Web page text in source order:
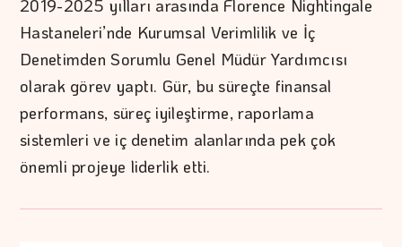
2019-2025 yılları arasında Florence Nightingale
Hastaneleri’nde Kurumsal Verimlilik ve İç
Denetimden Sorumlu Genel Müdür Yardımcısı
olarak görev yaptı. Gür, bu süreçte finansal
performans, süreç iyileştirme, raporlama
sistemleri ve iç denetim alanlarında pek çok
önemli projeye liderlik etti.